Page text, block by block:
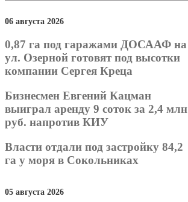
06 августа 2026
0,87 га под гаражами ДОСААФ на
ул. Озерной готовят под высотки
компании Сергея Креца
Бизнесмен Евгений Кацман
выиграл аренду 9 соток за 2,4 млн
руб. напротив КИУ
Власти отдали под застройку 84,2
га у моря в Сокольниках
05 августа 2026